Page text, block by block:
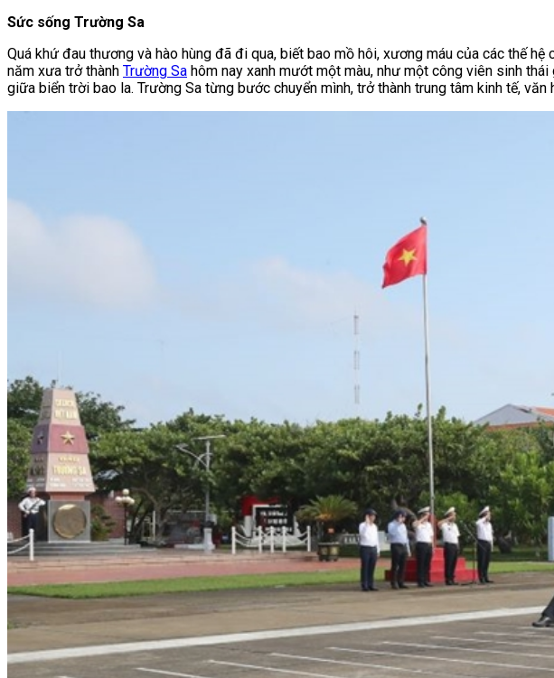
Sức sống Trường Sa
Quá khứ đau thương và hào hùng đã đi qua, biết bao mồ hôi, xương máu của các thế
năm xưa trở thành Trường Sa hôm nay xanh mướt một màu, như một công viên sinh
giữa biển trời bao la. Trường Sa từng bước chuyển mình, trở thành trung tâm kinh tế,